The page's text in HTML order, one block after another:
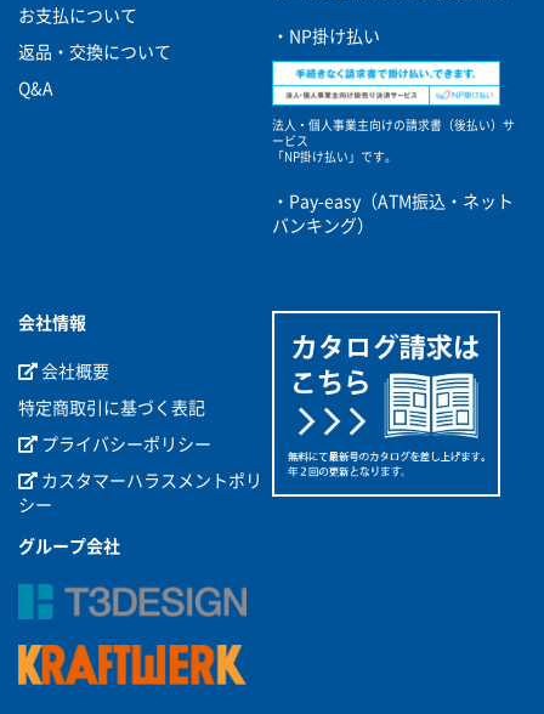
お支払について
返品・交換について
Q&A
・NP掛け払い
法人・個人事業主向けの請求書（後払い）サ
ービス
「NP掛け払い」です。
・Pay-easy（ATM振込・ネット
バンキング）
会社情報
会社概要
特定商取引に基づく表記
プライバシーポリシー
カスタマーハラスメントポリ
シー
グループ会社